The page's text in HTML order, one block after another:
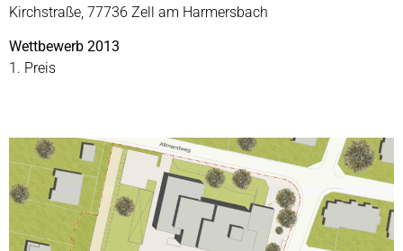
Kirchstraße, 77736 Zell am Harmersbach
Wettbewerb 2013
1. Preis